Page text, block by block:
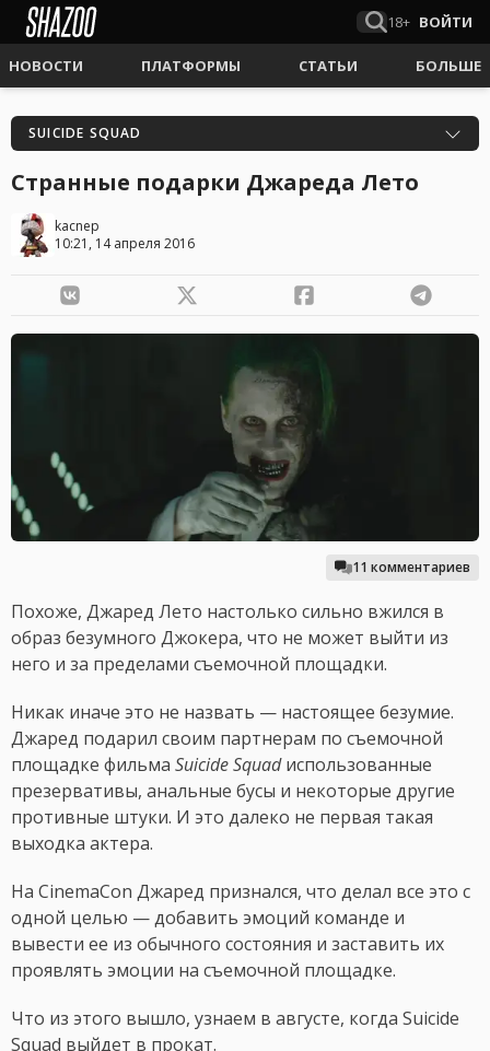
18+ ВОЙТИ
НОВОСТИ ПЛАТФОРМЫ СТАТЬИ БОЛЬШЕ
SUICIDE SQUAD
Странные подарки Джареда Лето
kacnep
10:21, 14 апреля 2016
11 комментариев
Похоже, Джаред Лето настолько сильно вжился в
образ безумного Джокера, что не может выйти из
него и за пределами съемочной площадки.
Никак иначе это не назвать — настоящее безумие.
Джаред подарил своим партнерам по съемочной
площадке фильма Suicide Squadиспользованные
презервативы, анальные бусы и некоторые другие
противные штуки. И это далеко не первая такая
выходка актера.
На CinemaCon Джаред признался, что делал все это с
одной целью — добавить эмоций команде и
вывести ее из обычного состояния и заставить их
проявлять эмоции на съемочной площадке.
Что из этого вышло, узнаем в августе, когда Suicide
Squad выйдет в прокат.